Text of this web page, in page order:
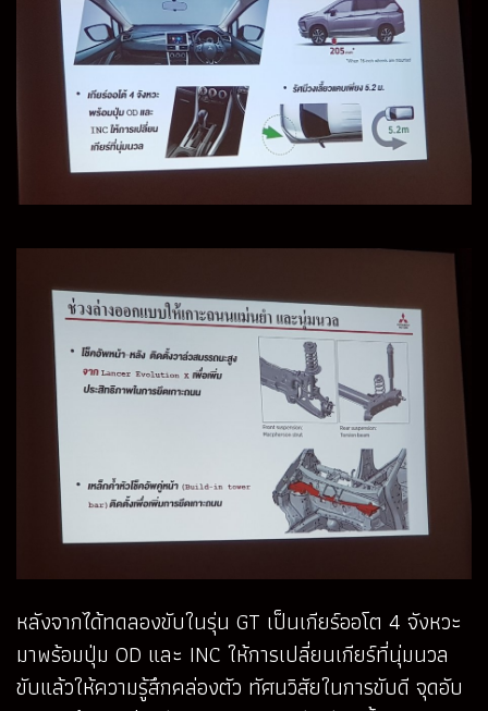
หลังจากได้ทดลองขับในรุ่น GT เป็นเกียร์ออโต 4 จังหวะ
มาพร้อมปุ่ม OD และ INC ให้การเปลี่ยนเกียร์ที่นุ่มนวล
ขับแล้วให้ความรู้สึกคล่องตัว ทัศนวิสัยในการขับดี จุดอับ